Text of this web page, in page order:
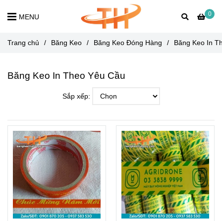
0
MENU
Trang chủ / Băng Keo / Băng Keo Đóng Hàng / Băng Keo In
Băng Keo In Theo Yêu Cầu
Sắp xếp: